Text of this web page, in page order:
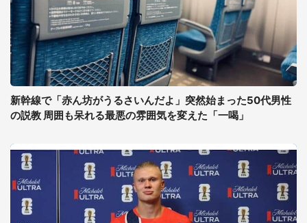
新幹線で「赤ん坊がうるさいんだよ」突然始まった50代男性
の説教 周囲も呆れる最悪の雰囲気を変えた「一喝」